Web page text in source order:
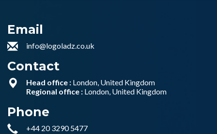
Email
info@logoladz.co.uk
Contact
Head office : London, United Kingdom
Regional office : London, United Kingdom
Phone
+44 20 3290 5477